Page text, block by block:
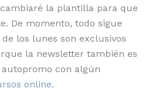
la plantilla para que
De momento, todo sigue
los lunes son exclusivos
la newsletter también es
con algún
online.